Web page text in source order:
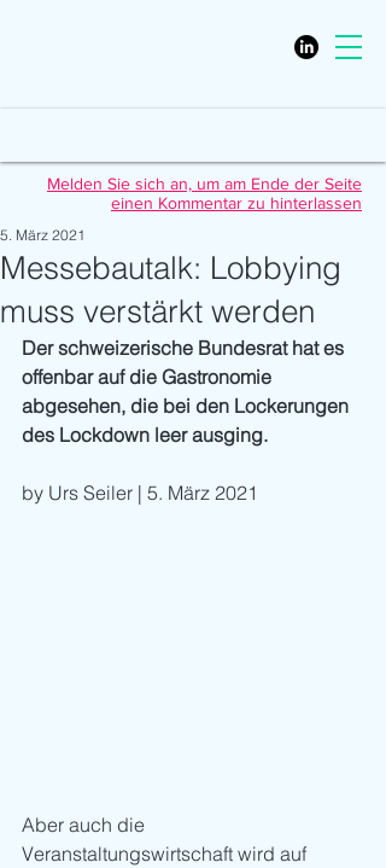
Melden Sie sich an, um am Ende der Seite
einen Kommentar zu hinterlassen
Messebautalk: Lobbying
muss verstärkt werden
5. März 2021
Der schweizerische Bundesrat hat es
offenbar auf die Gastronomie
abgesehen, die bei den Lockerungen
des Lockdown leer ausging.
by Urs Seiler | 5. März 2021
Aber auch die
Veranstaltungswirtschaft wird auf